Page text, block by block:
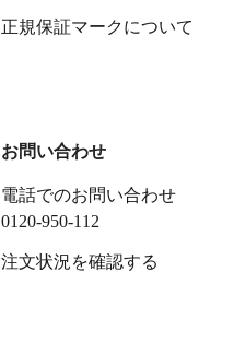
正規保証マークについて
お問い合わせ
電話でのお問い合わせ
0120-950-112
注文状況を確認する